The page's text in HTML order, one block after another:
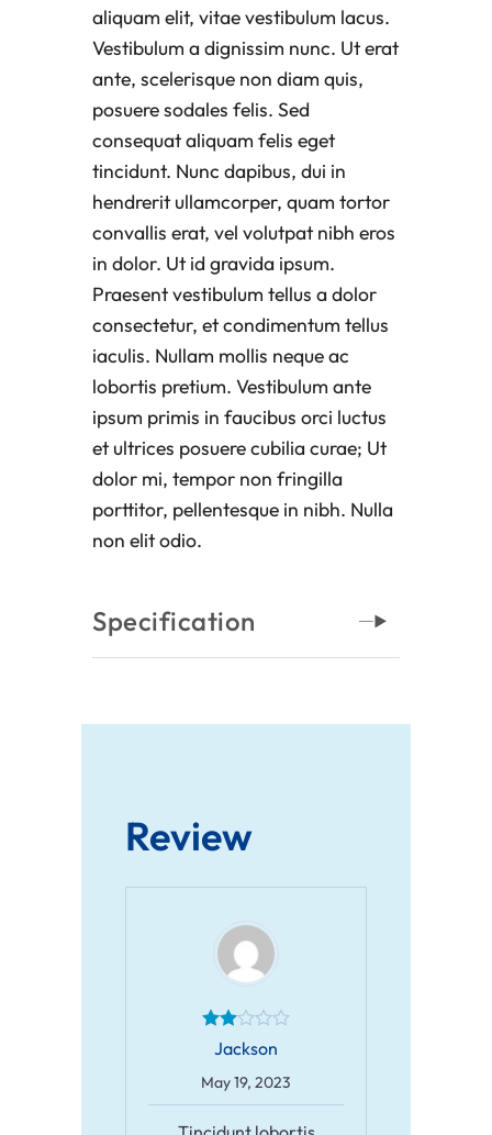
aliquam elit, vitae vestibulum lacus.
Vestibulum a dignissim nunc. Ut erat
ante, scelerisque non diam quis,
posuere sodales felis. Sed
consequat aliquam felis eget
tincidunt. Nunc dapibus, dui in
hendrerit ullamcorper, quam tortor
convallis erat, vel volutpat nibh eros
in dolor. Ut id gravida ipsum.
Praesent vestibulum tellus a dolor
consectetur, et condimentum tellus
iaculis. Nullam mollis neque ac
lobortis pretium. Vestibulum ante
ipsum primis in faucibus orci luctus
et ultrices posuere cubilia curae; Ut
dolor mi, tempor non fringilla
porttitor, pellentesque in nibh. Nulla
non elit odio.
Specification
Review
Jackson
May 19, 2023